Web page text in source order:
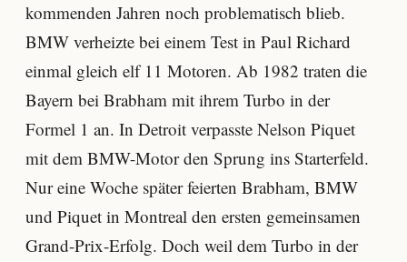
kommenden Jahren noch problematisch blieb.
BMW verheizte bei einem Test in Paul Richard
einmal gleich elf 11 Motoren. Ab 1982 traten die
Bayern bei Brabham mit ihrem Turbo in der
Formel 1 an. In Detroit verpasste Nelson Piquet
mit dem BMW-Motor den Sprung ins Starterfeld.
Nur eine Woche später feierten Brabham, BMW
und Piquet in Montreal den ersten gemeinsamen
Grand-Prix-Erfolg. Doch weil dem Turbo in der